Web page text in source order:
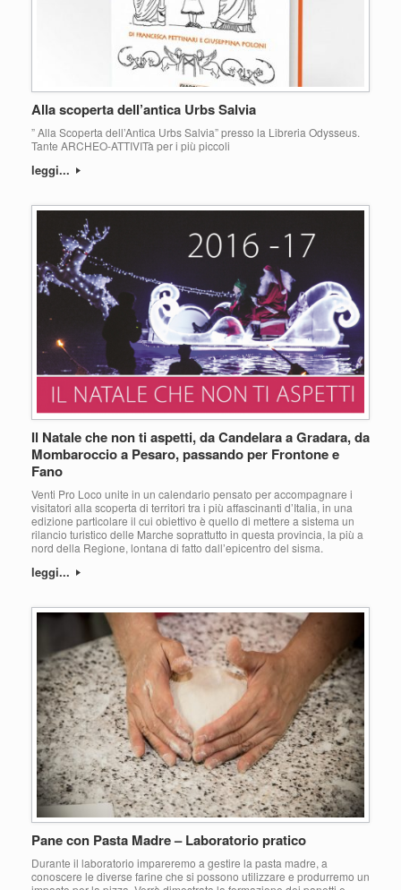
Alla scoperta dell’antica Urbs Salvia
” Alla Scoperta dell’Antica Urbs Salvia” presso la Libreria Odysseus.
Tante ARCHEO-ATTIVITà per i più piccoli
leggi...
Il Natale che non ti aspetti, da Candelara a Gradara, da
Mombaroccio a Pesaro, passando per Frontone e
Fano
Venti Pro Loco unite in un calendario pensato per accompagnare i
visitatori alla scoperta di territori tra i più affascinanti d’Italia, in una
edizione particolare il cui obiettivo è quello di mettere a sistema un
rilancio turistico delle Marche soprattutto in questa provincia, la più a
nord della Regione, lontana di fatto dall’epicentro del sisma.
leggi...
Pane con Pasta Madre – Laboratorio pratico
Durante il laboratorio impareremo a gestire la pasta madre, a
conoscere le diverse farine che si possono utilizzare e produrremo un